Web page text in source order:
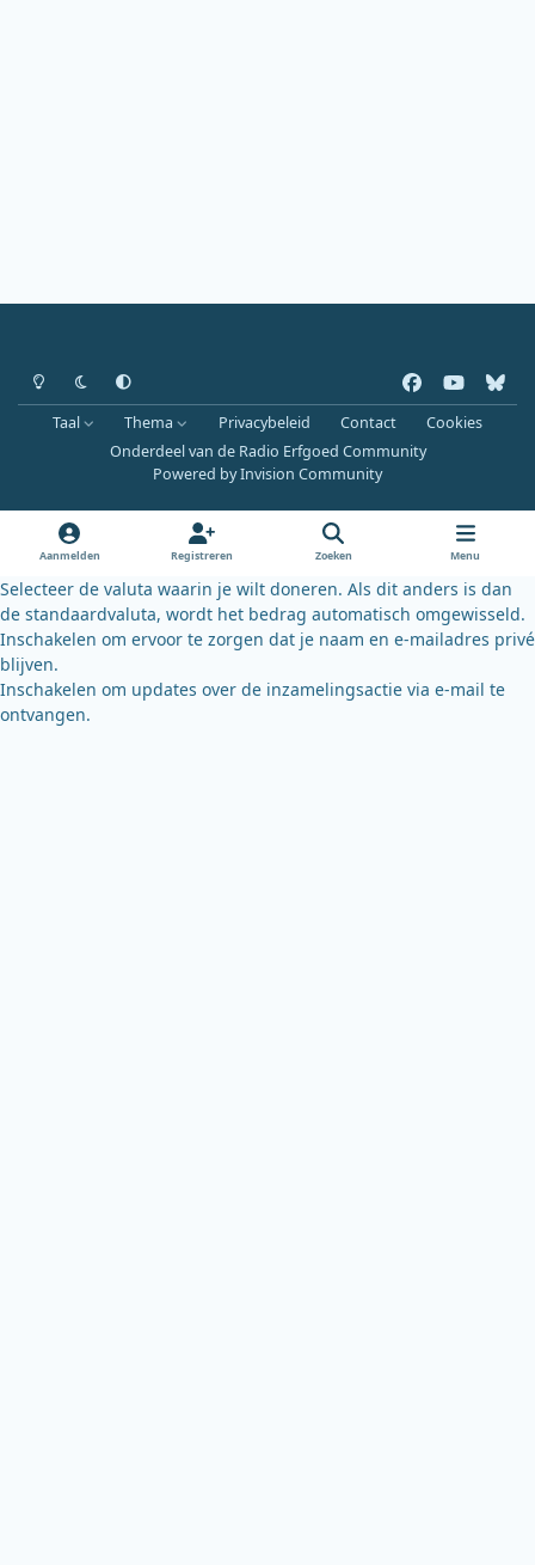
Heldere modus
Donkere modus
Systeemvoorkeur
a
c
e
o
k
o
u
b
b
l
u
k
y
Taal Thema Privacybeleid Contact
Cookies
Onderdeel van de Radio Erfgoed Community
Powered byInvision Community
Aanmelden Registreren Zoeken Menu
Selecteer de valuta waarin je wilt doneren. Als dit anders is dan
de standaardvaluta, wordt het bedrag automatisch omgewisseld.
Inschakelen om ervoor te zorgen dat je naam en e-mailadres privé
blijven.
Inschakelen om updates over de inzamelingsactie via e-mail te
ontvangen.